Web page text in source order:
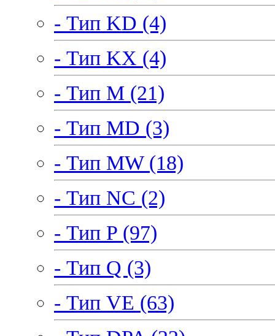
- Тип KD (4)
- Тип KX (4)
- Тип M (21)
- Тип MD (3)
- Тип MW (18)
- Тип NC (2)
- Тип P (97)
- Тип Q (3)
- Тип VE (63)